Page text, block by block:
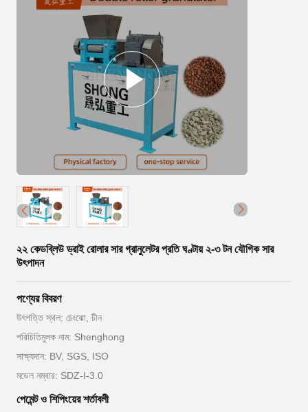
২২ কেডব্লিউ ড্রাই রোলার সার গ্রানুলেটর প্রতি ঘণ্টায় ২-৩ টন যৌগিক সার
উৎপাদন
পণ্যের বিবরণ
উৎপত্তি স্থল: চেংঝো, চীন
পরিচিতিমুলক নাম: Shenghong
সাক্ষ্যদান: BV, SGS, ISO
মডেল নম্বার: SDZ-I-3.0
পেমেন্ট ও শিপিংয়ের শর্তাবলী